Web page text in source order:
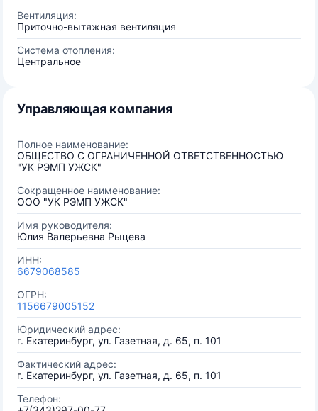
Вентиляция:
Приточно-вытяжная вентиляция
Система отопления:
Центральное
Управляющая компания
Полное наименование:
ОБЩЕСТВО С ОГРАНИЧЕННОЙ ОТВЕТСТВЕННОСТЬЮ
"УК РЭМП УЖСК"
Сокращенное наименование:
ООО "УК РЭМП УЖСК"
Имя руководителя:
Юлия Валерьевна Рыцева
ИНН:
6679068585
ОГРН:
1156679005152
Юридический адрес:
г. Екатеринбург, ул. Газетная, д. 65, п. 101
Фактический адрес:
г. Екатеринбург, ул. Газетная, д. 65, п. 101
Телефон: